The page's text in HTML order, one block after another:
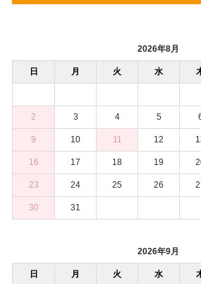
2026年8月
日 月 火 水
2 3 4 5
9 10 11 12
16 17 18 19
23 24 25 26
30 31
2026年9月
日 月 火 水